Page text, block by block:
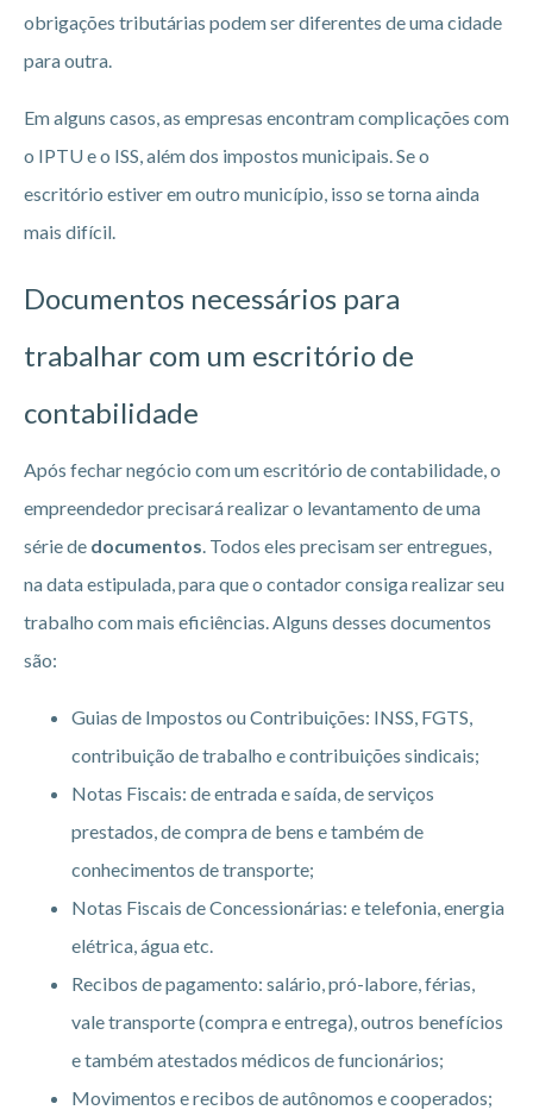
obrigações tributárias podem ser diferentes de uma cidade
para outra.
Em alguns casos, as empresas encontram complicações com
o IPTU e o ISS, além dos impostos municipais. Se o
escritório estiver em outro município, isso se torna ainda
mais difícil.
Documentos necessários para
trabalhar com um escritório de
contabilidade
Após fechar negócio com um escritório de contabilidade, o
empreendedor precisará realizar o levantamento de uma
série de documentos. Todos eles precisam ser entregues,
na data estipulada, para que o contador consiga realizar seu
trabalho com mais eficiências. Alguns desses documentos
são:
Guias de Impostos ou Contribuições: INSS, FGTS,
contribuição de trabalho e contribuições sindicais;
Notas Fiscais: de entrada e saída, de serviços
prestados, de compra de bens e também de
conhecimentos de transporte;
Notas Fiscais de Concessionárias: e telefonia, energia
elétrica, água etc.
Recibos de pagamento: salário, pró-labore, férias,
vale transporte (compra e entrega), outros benefícios
e também atestados médicos de funcionários;
Movimentos e recibos de autônomos e cooperados;